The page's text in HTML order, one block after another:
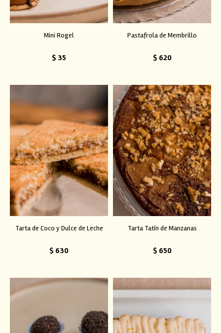
Mini Rogel
$ 35
Pastafrola de Membrillo
$ 620
Tarta de Coco y Dulce de Leche
$ 630
Tarta Tatín de Manzanas
$ 650